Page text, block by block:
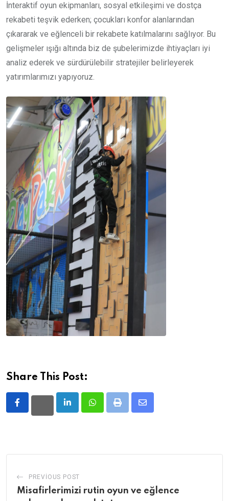
İnteraktif oyun ekipmanları, sosyal etkileşimi ve dostça
rekabeti teşvik ederken; çocukları konfor alanlarından
çıkararak ve eğlenceli bir rekabete katılmalarını sağlıyor. Bu
gelişmeler ışığı altında biz de şubelerimizde ihtiyaçları iyi
analiz ederek ve sürdürülebilir stratejiler belirleyerek
yatırımlarımızı yapıyoruz.
Share This Post:
LinkedInWhatsappPrint
Share
PREVIOUS POST
Misafirlerimizi rutin oyun ve eğlence